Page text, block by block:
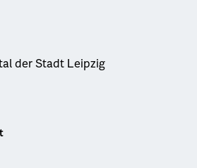
der Stadt Leipzig